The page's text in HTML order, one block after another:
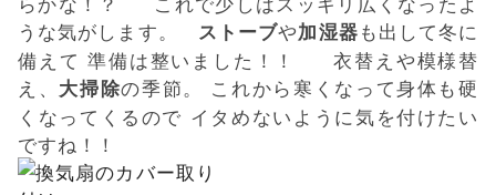
うな気がします。 ストーブや加湿器も出して冬に
備えて 準備は整いました！！ 衣替えや模様替
え、 大掃除の季節。 これから寒くなって身体も硬
くなってくるので イタめないように気を付けたい
ですね！！